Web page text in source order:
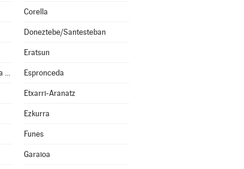
Corella
Doneztebe/Santesteban
Eratsun
Esparza de Salazar/Espartza Zaraitzu Espronceda
Etxarri-Aranatz
Ezkurra
Funes
Garaioa